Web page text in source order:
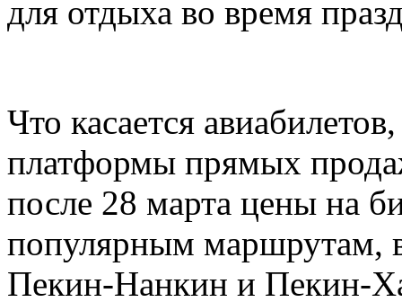
для отдыха во время
Что касается
платформы прямых
после 28 марта цены на
популярным маршрутам,
Пекин-Нанкин и Пекин-